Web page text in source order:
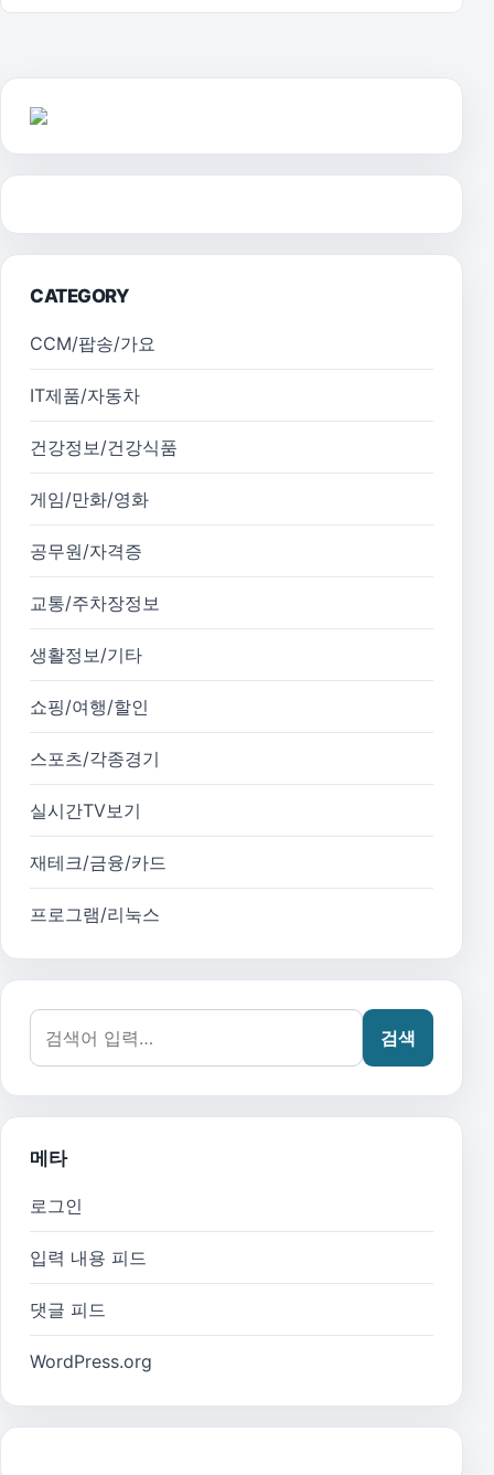
CATEGORY
CCM/팝송/가요
IT제품/자동차
건강정보/건강식품
게임/만화/영화
공무원/자격증
교통/주차장정보
생활정보/기타
쇼핑/여행/할인
스포츠/각종경기
실시간TV보기
재테크/금융/카드
프로그램/리눅스
검색어:
검색
메타
로그인
입력 내용 피드
댓글 피드
WordPress.org